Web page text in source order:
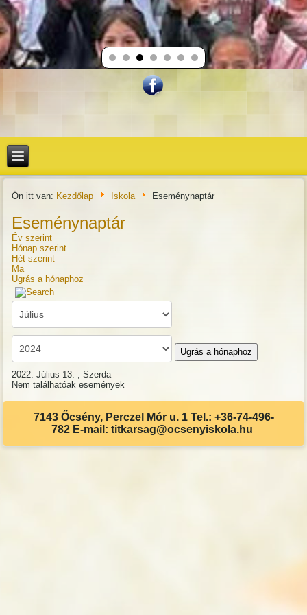
Ön itt van: Kezdőlap Iskola Eseménynaptár
Eseménynaptár
Év szerint
Hónap szerint
Hét szerint
Ma
Ugrás a hónaphoz
Ugrás a hónaphoz
2022. Július 13. , Szerda
Nem találhatóak események
7143 Őcsény, Perczel Mór u. 1 Tel.: +36-74-496-
782 E-mail: titkarsag@ocsenyiskola.hu